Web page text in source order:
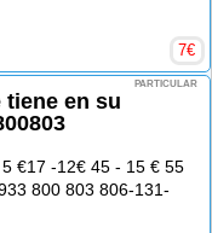
7€
PARTICULAR
tiene en su
€17 -12€ 45 - 15 € 55
800 803 806-131-